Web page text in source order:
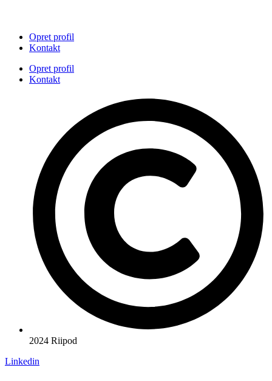
Opret profil
Kontakt
Opret profil
Kontakt
2024 Riipod
Linkedin